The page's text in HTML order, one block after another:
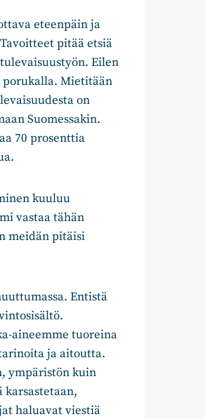
eteenpäin ja
pitää etsiä
Eilen
porukalla. Mietitään
on
Suomessakin.
70 prosenttia
kuuluu
vastaa tähän
meidän pitäisi
Entistä
aineemme tuoreina
ja aitoutta.
ympäristön kuin
haluavat viestiä